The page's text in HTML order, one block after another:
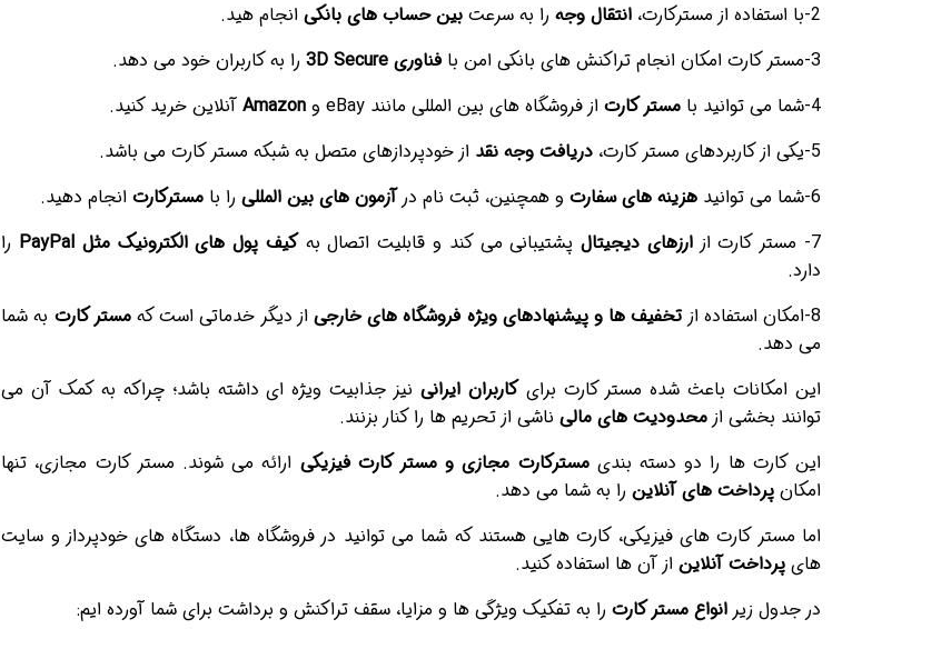
2-با استفاده از مسترکارت،
انتقال وجه را به سرعت بین حساب های بانکی انجام هید.
3-مستر کارت امکان انجام تراکنش های بانکی امن با
فناوری 3D Secure را به کاربران خود می دهد.
4-شما می توانید با
مستر کارت از فروشگاه های بین المللی مانند eBay و Amazon آنلاین خرید کنید.
5-یکی از کاربردهای مستر کارت،
دریافت وجه نقد از خودپردازهای متصل به شبکه مستر کارت می باشد.
6-شما می توانید
هزینه های سفارت و همچنین، ثبت نام درآزمون های بین المللی را با مسترکارت انجام دهید.
7- مستر کارت از
ارزهای دیجیتالپشتیبانی می کند و قابلیت اتصال بهکیف پول های الکترونیک مثل PayPal را
دارد.
8-امکان استفاده از
تخفیف ها و پیشنهادهای ویژه فروشگاه های خارجیاز دیگر خدماتی است کهمستر کارت به شما
می دهد.
این امکانات باعث شده مستر کارت برایکاربران ایرانی نیز جذابیت ویژه ای داشته باشد؛ چراکه به کمک آن می
توانند بخشی از محدودیت های مالی ناشی از تحریم ها را کنار بزنند.
این کارت ها را دو دسته بندیمسترکارت مجازی و مستر کارت فیزیکی ارائه می شوند. مستر کارت مجازی، تنها
امکان پرداخت های آنلاین را به شما می دهد.
اما مستر کارت های فیزیکی، کارت هایی هستند که شما می توانید در فروشگاه ها، دستگاه های خودپرداز و سایت
های پرداخت آنلاین از آن ها استفاده کنید.
در جدول زیر انواع مستر کارت را به تفکیک ویژگی ها و مزایا، سقف تراکنش و برداشت برای شما آورده ایم: